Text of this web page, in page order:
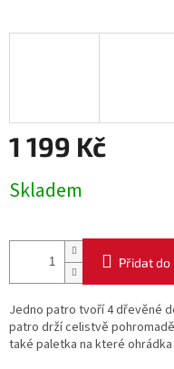
1 199 Kč
cena:
Skladem
Přidat do
Jedno patro tvoří 4 dřevěné
patro drží celistvě
také paletka na které